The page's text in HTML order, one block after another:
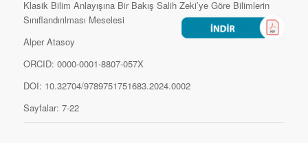
Klasik Bilim Anlayışına Bir Bakış Salih Zeki’ye Göre Bilimlerin
Sınıflandırılması Meselesi
Alper Atasoy
ORCID: 0000-0001-8807-057X
DOI: 10.32704/9789751751683.2024.0002
Sayfalar: 7-22